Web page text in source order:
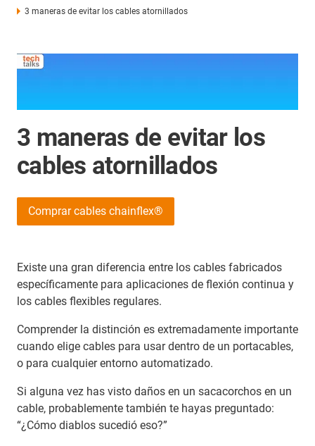
3 maneras de evitar los cables atornillados
3 maneras de evitar los
cables atornillados
Comprar cables chainflex®
Existe una gran diferencia entre los cables fabricados
específicamente para aplicaciones de flexión continua y
los cables flexibles regulares.
Comprender la distinción es extremadamente importante
cuando elige cables para usar dentro de un portacables,
o para cualquier entorno automatizado.
Si alguna vez has visto daños en un sacacorchos en un
cable, probablemente también te hayas preguntado:
“¿Cómo diablos sucedió eso?”